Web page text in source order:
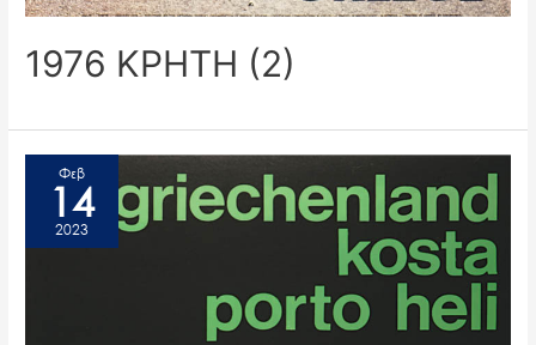
1976 ΚΡΗΤΗ (2)
Φεβ
14
2023